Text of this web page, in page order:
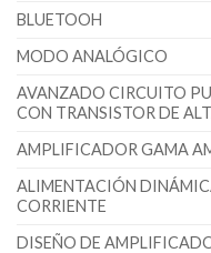
BLUETOOH
MODO ANALÓGICO
AVANZADO CIRCUITO
CON TRANSISTOR DE
AMPLIFICADOR GAMA
ALIMENTACIÓN
CORRIENTE
DISEÑO DE